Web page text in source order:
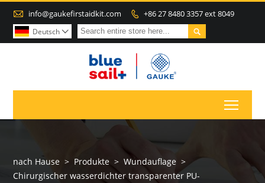
 info@gaukefirstaidkit.com  +86 27 8480 3357 ext 8049

Deutsch 
nach Hause > Produkte > Wundauflage >
Chirurgischer wasserdichter transparenter PU-